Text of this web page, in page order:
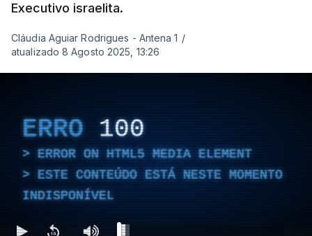
Executivo israelita.
Cláudia Aguiar Rodrigues - Antena 1 /
atualizado 8 Agosto 2025, 13:26
ERRO 100
ERROR ON HTML5 MEDIA ELEMENT
ESTE CONTEÚDO ESTÁ NESTE MOMENTO
INDISPONÍVEL